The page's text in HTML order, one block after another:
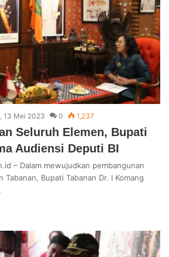
13 Mei 2023 0 1,237
Seluruh Elemen, Bupati
Audiensi Deputi BI
– Dalam mewujudkan pembangunan
Bupati Tabanan Dr. I Komang